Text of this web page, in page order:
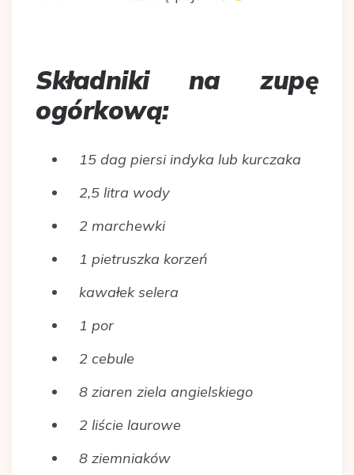
Składniki na zupę
ogórkową:
15 dag piersi indyka lub kurczaka
2,5 litra wody
2 marchewki
1 pietruszka korzeń
kawałek selera
1 por
2 cebule
8 ziaren ziela angielskiego
2 liście laurowe
8 ziemniaków